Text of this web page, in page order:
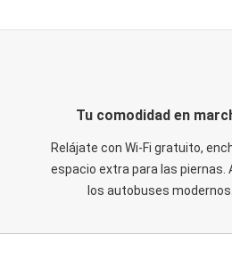
Tu comodidad en
Relájate con Wi-Fi gratuito,
espacio extra para las piernas.
los autobuses modernos.